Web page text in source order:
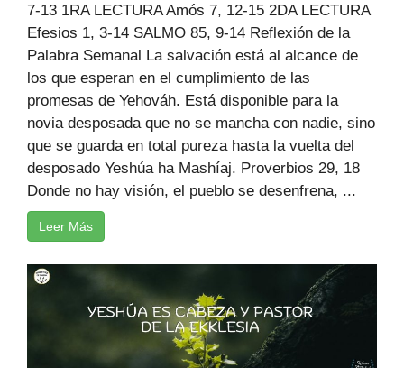
7-13 1RA LECTURA Amós 7, 12-15 2DA LECTURA
Efesios 1, 3-14 SALMO 85, 9-14 Reflexión de la
Palabra Semanal La salvación está al alcance de
los que esperan en el cumplimiento de las
promesas de Yehováh. Está disponible para la
novia desposada que no se mancha con nadie, sino
que se guarda en total pureza hasta la vuelta del
desposado Yeshúa ha Mashíaj. Proverbios 29, 18
Donde no hay visión, el pueblo se desenfrena, ...
Leer Más